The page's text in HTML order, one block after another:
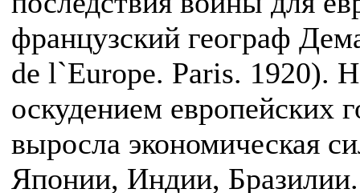
французский географ
de l`Europe. Paris. 1920).
оскудением европейских
выросла экономическая
Японии, Индии,